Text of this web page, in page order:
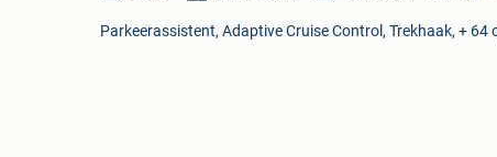
Parkeerassistent, Adaptive Cruise Control, Trekhaak, + 64